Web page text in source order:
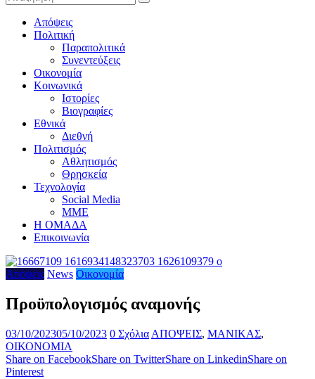
Απόψεις
Πολιτική
Παραπολιτικά
Συνεντεύξεις
Οικονομία
Κοινωνικά
Ιστορίες
Βιογραφίες
Εθνικά
Διεθνή
Πολιτισμός
Αθλητισμός
Θρησκεία
Τεχνολογία
Social Media
ΜΜΕ
Η ΟΜΑΔΑ
Επικοινωνία
Απόψεις News Οικονομία
Προϋπολογισμός αναμονής
03/10/202305/10/2023 0 Σχόλια ΑΠΟΨΕΙΣ, ΜΑΝΙΚΑΣ,
ΟΙΚΟΝΟΜΙΑ
Share on FacebookShare on TwitterShare on LinkedinShare on
Pinterest